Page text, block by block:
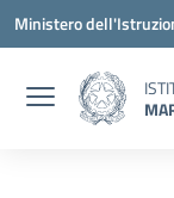
Vai ai contenuti
Vai al menu di
Vai al footer
Ministero